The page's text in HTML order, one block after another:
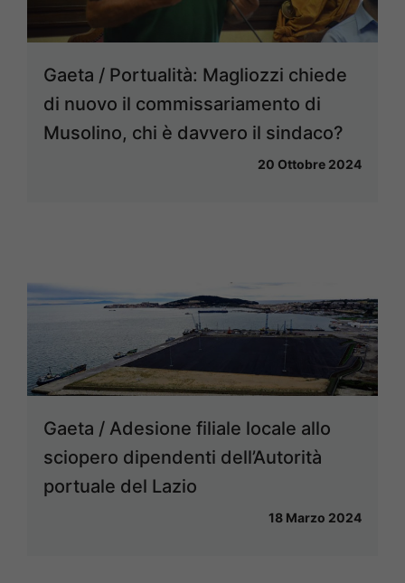
Gaeta / Portualità: Magliozzi chiede
di nuovo il commissariamento di
Musolino, chi è davvero il sindaco?
20 Ottobre 2024
Gaeta / Adesione filiale locale allo
sciopero dipendenti dell’Autorità
portuale del Lazio
18 Marzo 2024